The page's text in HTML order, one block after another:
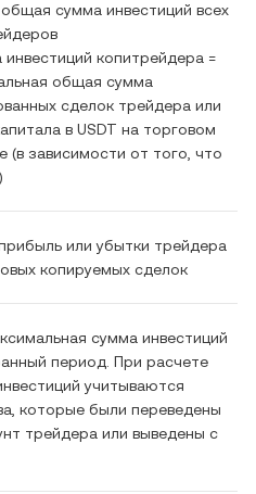
общая сумма инвестиций всех
инвестиций копитрейдера =
общая сумма
сделок трейдера или
в USDT на торговом
(в зависимости от того, что
или убытки трейдера
копируемых сделок
сумма инвестиций
период. При расчете
учитываются
которые были переведены
трейдера или выведены с